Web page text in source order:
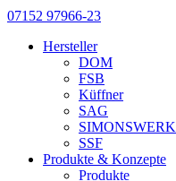
07152 97966-23
Hersteller
DOM
FSB
Küffner
SAG
SIMONSWERK
SSF
Produkte & Konzepte
Produkte